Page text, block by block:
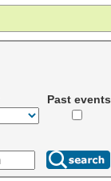
Past events